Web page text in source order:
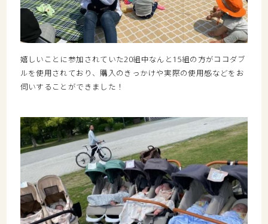
嬉しいことに参加されていた20組中なんと15組の方がココダブ
ルを使用されており、購入のきっかけや実際の使用感などをお
伺いすることができました！